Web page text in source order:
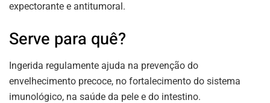
expectorante e antitumoral.
Serve para quê?
Ingerida regulamente ajuda na prevenção do
envelhecimento precoce, no fortalecimento do sistema
imunológico, na saúde da pele e do intestino.